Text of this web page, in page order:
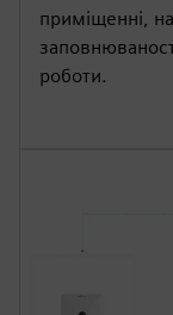
приміщенні,
роботи.